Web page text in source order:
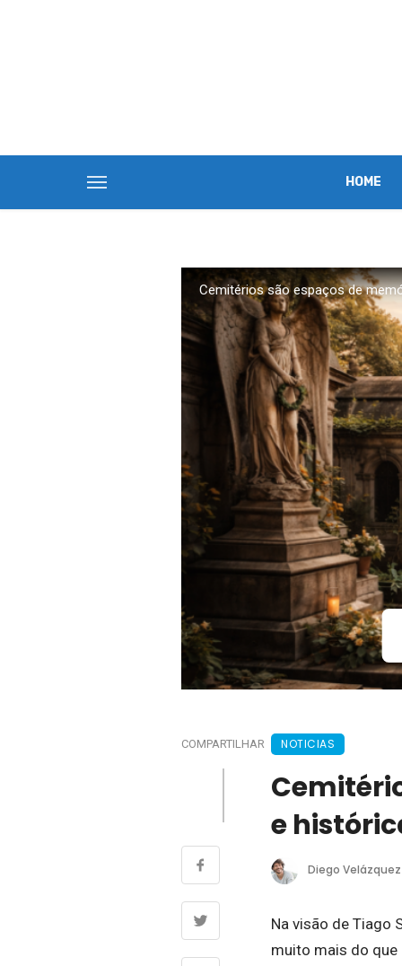
HOME
Cemitérios são espaços de
COMPARTILHAR NOTICIAS
e
Diego Velázquez
Na visão de Tiago
muito mais do